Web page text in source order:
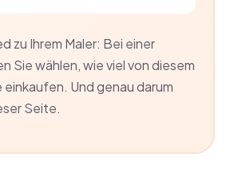
zu Ihrem Maler: Bei einer
Sie wählen, wie viel von diesem
Und genau darum
Seite.